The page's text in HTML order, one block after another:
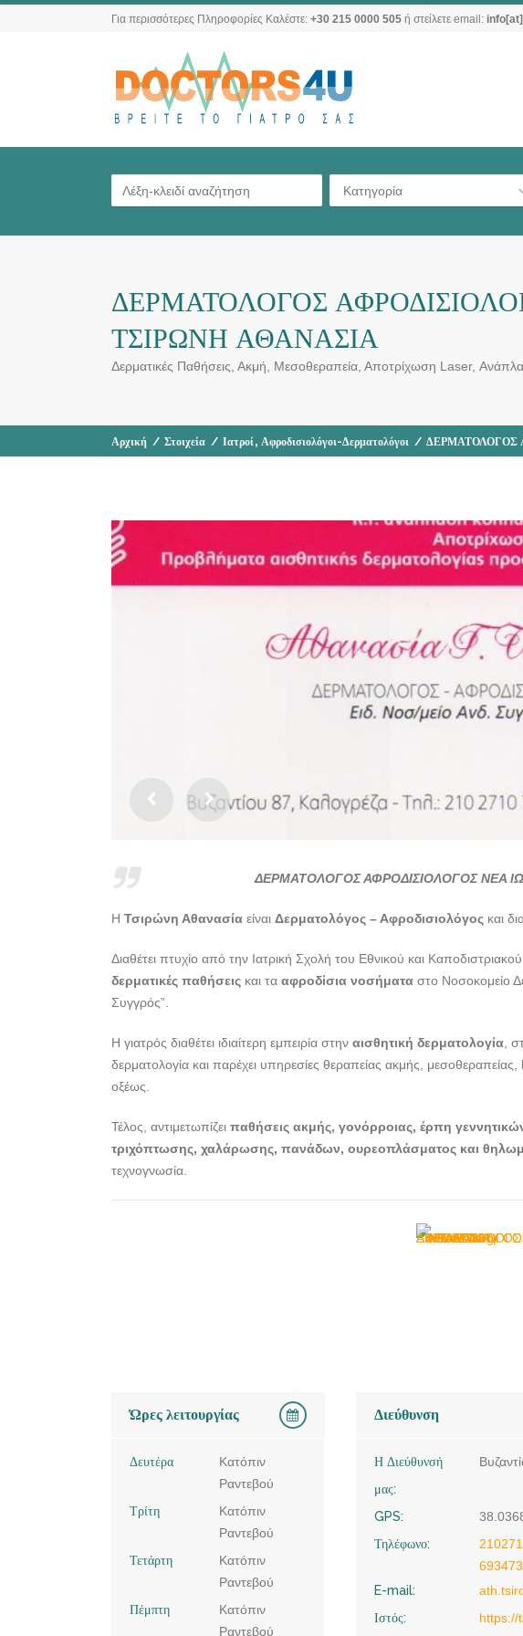
Για περισσότερες Πληροφορίες Καλέστε: +30 215 0000 505 ή στείλετε email:
Κατηγορία
ΔΕΡΜΑΤΟΛΟΓΟΣ
ΤΣΙΡΩΝΗ ΑΘΑΝΑΣΙΑ
Δερματικές Παθήσεις, Ακμή, Μεσοθεραπεία, Αποτρίχωση Laser,
Αρχική / Στοιχεία / Ιατροί, Αφροδισιολόγοι-Δερματολόγοι / ΔΕΡΜΑΤΟΛΟΓΟΣ
ΔΕΡΜΑΤΟΛΟΓΟΣ ΑΦΡΟΔΙΣΙΟΛΟΓΟΣ ΝΕΑ
Η Τσιρώνη Αθανασία είναι Δερματολόγος – Αφροδισιολόγος και
Διαθέτει πτυχίο από την Ιατρική Σχολή του Εθνικού και Καποδιστριακού
δερματικές παθήσεις και τα αφροδίσια νοσήματα στο Νοσοκομείο
Συγγρός”.
Η γιατρός διαθέτει ιδιαίτερη εμπειρία στην αισθητική δερματολογία ,
δερματολογία και παρέχει υπηρεσίες θεραπείας ακμής,
οξέως.
Τέλος, αντιμετωπίζει παθήσεις ακμής, γονόρροιας, έρπη
τριχόπτωσης, χαλάρωσης, πανάδων, ουρεοπλάσματος και
τεχνογνωσία.
Ώρες λειτουργίας
Δευτέρα
Κατόπιν
Ραντεβού
Τρίτη
Κατόπιν
Ραντεβού
Τετάρτη
Κατόπιν
Ραντεβού
Πέμπτη
Κατόπιν
Ραντεβού
Διεύθυνση
Η Διεύθυνσή
μας:
GPS:
Τηλέφωνο:
E-mail:
Ιστός:
https://